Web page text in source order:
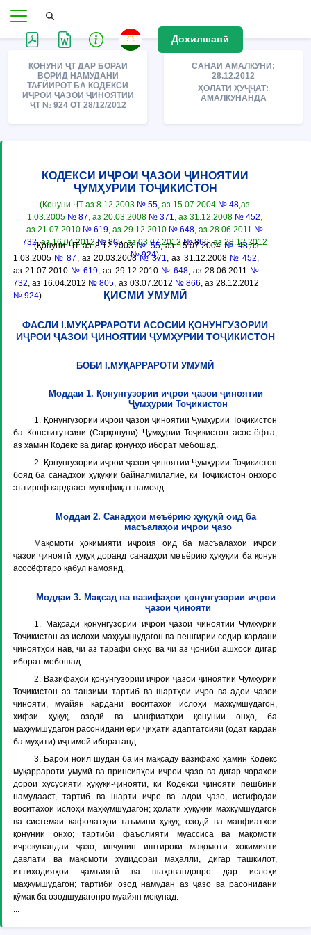
Дохилшавӣ
ҚОНУНИ ҶТ ДАР БОРАИ
ВОРИД НАМУДАНИ
ТАҒЙИРОТ БА КОДЕКСИ
ИҶРОИ ҶАЗОИ ҶИНОЯТИИ
ҶТ № 924 ОТ 28/12/2012
САНАИ АМАЛКУНИ:
28.12.2012
ҲОЛАТИ ҲУҶҶАТ:
АМАЛКУНАНДА
КОДЕКСИ ИҶРОИ ҶАЗОИ ҶИНОЯТИИ
ҶУМҲУРИИ ТОҶИКИСТОН
(Қонуни ҶТ аз 8.12.2003 № 55, аз 15.07.2004 № 48,аз
1.03.2005 № 87, аз 20.03.2008 № 371, аз 31.12.2008 № 452,
аз 21.07.2010 № 619, аз 29.12.2010 № 648, аз 28.06.2011 №
732, аз 16.04.2012№ 805, аз 03.07.2012№ 866, аз 28.12.2012
№ 924)
(Қонуни ҶТ аз 8.12.2003 № 55, аз 15.07.2004№ 48,аз
1.03.2005 № 87 , аз 20.03.2008№ 371, аз 31.12.2008 № 452,
аз 21.07.2010 № 619, аз 29.12.2010 № 648, аз 28.06.2011 №
732, аз 16.04.2012 № 805, аз 03.07.2012 № 866, аз 28.12.2012
№ 924) ҚИСМИ УМУМӢ
ФАСЛИ I.МУҚАРРАРОТИ АСОСИИ ҚОНУНГУЗОРИИ
ИҶРОИ ҶАЗОИ ҶИНОЯТИИ ҶУМҲУРИИ ТОҶИКИСТОН
БОБИ I.МУҚАРРАРОТИ УМУМӢ
Моддаи 1. Қонунгузории иҷрои ҷазои ҷиноятии
Ҷумҳурии Тоҷикистон
1. Қонунгузории иҷрои ҷазои ҷиноятии Ҷумҳурии Тоҷикистон
ба Конститутсияи (Сарқонуни) Ҷумҳурии Тоҷикистон асос ёфта,
аз ҳамин Кодекс ва дигар қонунҳо иборат мебошад.
2. Қонунгузории иҷрои ҷазои ҷиноятии Ҷумҳурии Тоҷикистон
бояд ба санадҳои ҳуқуқии байналмилалие, ки Тоҷикистон онҳоро
эътироф кардааст мувофиқат намояд.
Моддаи 2. Санадҳои меъёрию ҳуқуқӣ оид ба
масъалаҳои иҷрои ҷазо
Мақомоти ҳокимияти иҷроия оид ба масъалаҳои иҷрои
ҷазои ҷиноятӣ ҳуқуқ доранд санадҳои меъёрию ҳуқуқии ба қонун
асосёфтаро қабул намоянд.
Моддаи 3. Мақсад ва вазифаҳои қонунгузории иҷрои
ҷазои ҷиноятӣ
1. Мақсади қонунгузории иҷрои ҷазои ҷиноятии Ҷумҳурии
Тоҷикистон аз ислоҳи маҳкумшудагон ва пешгирии содир кардани
ҷиноятҳои нав, чи аз тарафи онҳо ва чи аз ҷониби ашхоси дигар
иборат мебошад.
2. Вазифаҳои қонунгузории иҷрои ҷазои ҷиноятии Ҷумҳурии
Тоҷикистон аз танзими тартиб ва шартҳои иҷро ва адои ҷазои
ҷиноятӣ, муайян кардани воситаҳои ислоҳи маҳкумшудагон,
ҳифзи ҳуқуқ, озодӣ ва манфиатҳои қонунии онҳо, ба
маҳкумшудагон расонидани ёрӣ ҷиҳати адаптатсияи (одат кардан
ба муҳити) иҷтимоӣ иборатанд.
3. Барои ноил шудан ба ин мақсаду вазифаҳо ҳамин Кодекс
муқаррароти умумӣ ва принсипҳои иҷрои ҷазо ва дигар чораҳои
дорои хусусияти ҳуқуқӣ-ҷиноятӣ, ки Кодекси ҷиноятӣ пешбинӣ
намудааст, тартиб ва шарти иҷро ва адои ҷазо, истифодаи
воситаҳои ислоҳи маҳкумшудагон; ҳолати ҳуқуқии маҳкумшудагон
ва системаи кафолатҳои таъмини ҳуқуқ, озодӣ ва манфиатҳои
қонунии онҳо; тартиби фаъолияти муассиса ва мақомоти
иҷрокунандаи ҷазо, инчунин иштироки мақомоти ҳокимияти
давлатӣ ва мақомоти худидораи маҳаллӣ, дигар ташкилот,
иттиҳодияҳои ҷамъиятӣ ва шаҳрвандонро дар ислоҳи
маҳкумшудагон; тартиби озод намудан аз ҷазо ва расонидани
кӯмак ба озодшудагонро муайян мекунад.
...